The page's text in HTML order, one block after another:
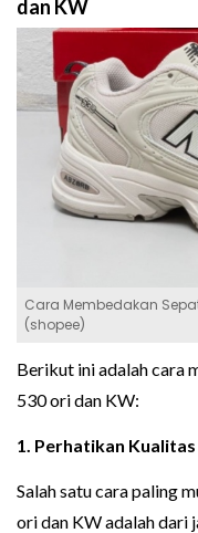
dan KW
Cara Membedakan
(shopee)
Berikut ini adalah cara
530 ori dan KW:
1. Perhatikan
Salah satu cara paling
ori dan KW adalah dari